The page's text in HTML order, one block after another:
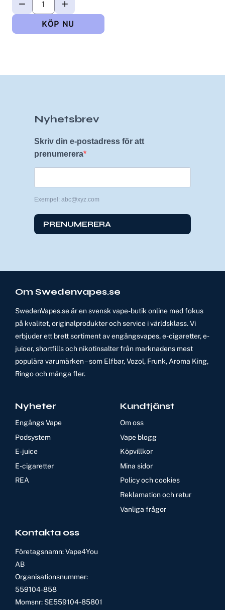
Nyhetsbrev
Skriv din e-postadress för att
prenumerera
Exempel: abc@xyz.com
PRENUMERERA
Om Swedenvapes.se
SwedenVapes.se är en svensk vape-butik online med fokus
på kvalitet, originalprodukter och service i världsklass. Vi
erbjuder ett brett sortiment av engångsvapes, e-cigaretter, e-
juicer, shortfills och nikotinsalter från marknadens mest
populära varumärken – som Elfbar, Vozol, Frunk, Aroma King,
Ringo och många fler.
Nyheter
Engångs Vape
Podsystem
E-juice
E-cigaretter
REA
Kundtjänst
Om oss
Vape blogg
Köpvillkor
Mina sidor
Policy och cookies
Reklamation och retur
Vanliga frågor
Kontakta oss
Företagsnamn: Vape4You
AB
Organisationsnummer:
559104-858
Momsnr: SE559104-85801